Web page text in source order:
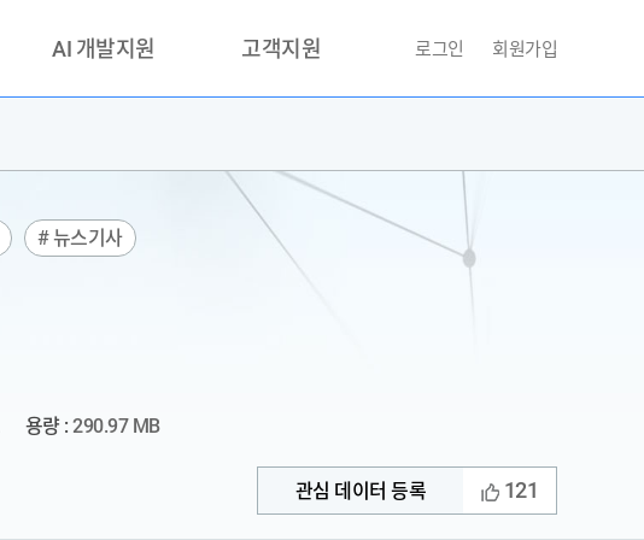
AI 개발지원 고객지원
자주찾는질문
민원접수
AI데이터등록신청
로그인 회원가입
# 뉴스기사
용량 : 290.97 MB
관심 데이터 등록 121